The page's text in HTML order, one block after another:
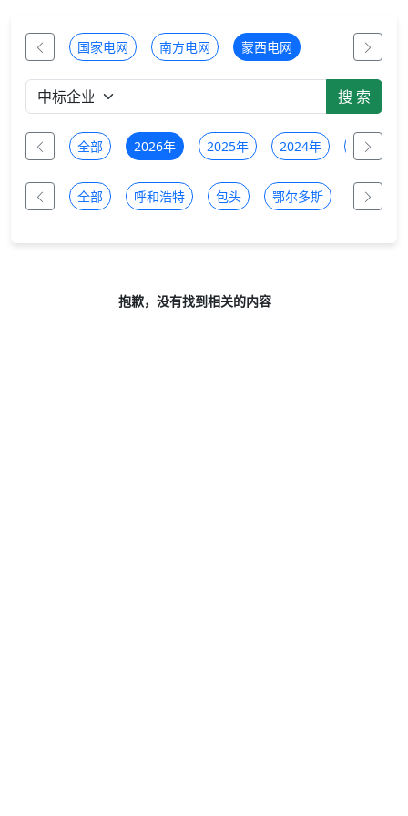
国家电网 南方电网 蒙西电网
全部 2026年 2025年 2024年 2023年
全部 呼和浩特 包头 鄂尔多斯 乌兰察布
抱歉，没有找到相关的内容